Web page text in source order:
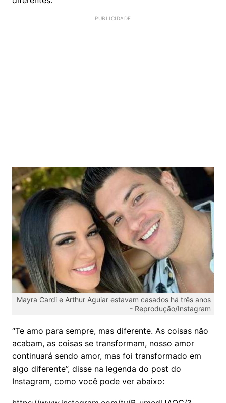
Mayra Cardi e Arthur Aguiar estavam casados há três anos
- Reprodução/Instagram
“Te amo para sempre, mas diferente. As coisas não
acabam, as coisas se transformam, nosso amor
continuará sendo amor, mas foi transformado em
algo diferente”, disse na legenda do post do
Instagram, como você pode ver abaixo: